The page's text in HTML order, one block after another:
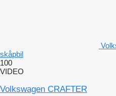
skåpbil
100
VIDEO
Volkswagen CRAFTER